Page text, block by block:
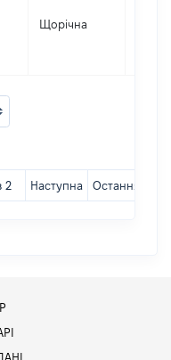
Щорічна
2 Наступна Остання